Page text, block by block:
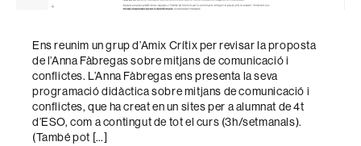
Ens reunim un grup d’Amix Crítix per revisar la proposta
de l’Anna Fàbregas sobre mitjans de comunicació i
conflictes. L’Anna Fàbregas ens presenta la seva
programació didàctica sobre mitjans de comunicació i
conflictes, que ha creat en un sites per a alumnat de 4t
d’ESO, com a contingut de tot el curs (3h/setmanals).
(També pot […]